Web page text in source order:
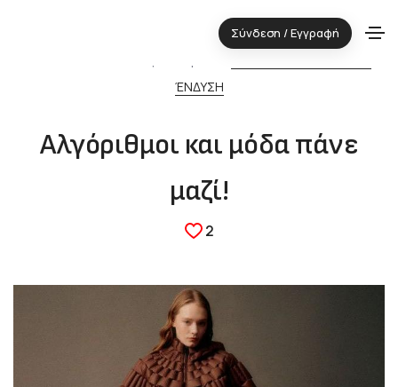
Σύνδεση / Εγγραφή
ΈΝΔΥΣΗ
Αλγόριθμοι και μόδα πάνε
μαζί!
2